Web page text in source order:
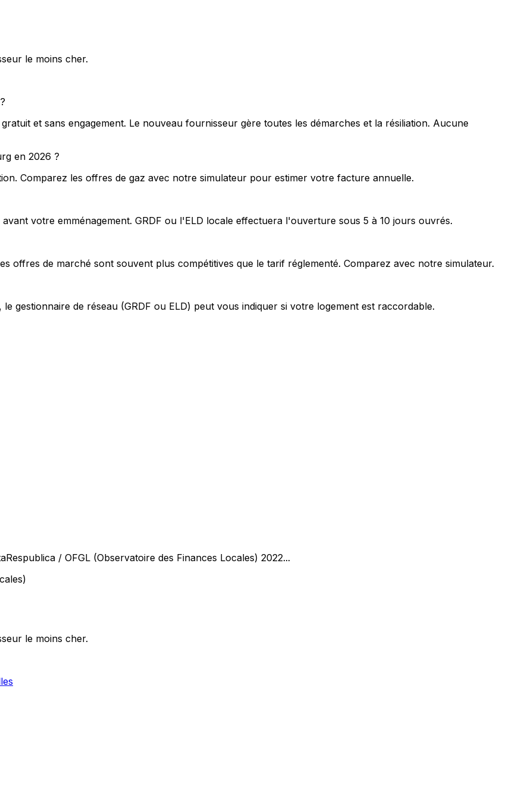
le moins cher.
et sans engagement. Le nouveau fournisseur gère toutes les démarches et la résiliation. Aucune
en 2026 ?
Comparez les offres de gaz avec notre simulateur pour estimer votre facture annuelle.
votre emménagement. GRDF ou l'ELD locale effectuera l'ouverture sous 5 à 10 jours ouvrés.
offres de marché sont souvent plus compétitives que le tarif réglementé. Comparez avec notre simulateur.
gestionnaire de réseau (GRDF ou ELD) peut vous indiquer si votre logement est raccordable.
/ OFGL (Observatoire des Finances Locales) 2022...
le moins cher.